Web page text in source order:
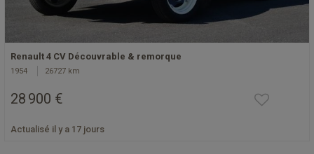
Renault 4 CV Découvrable & remorque
1954 26727 km
28 900 €
Actualisé il y a 17 jours